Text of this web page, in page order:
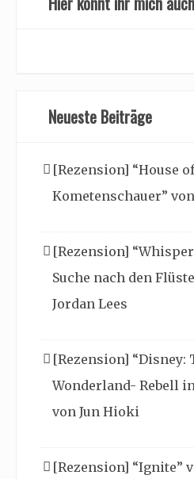
Neueste Beiträge
[Rezension] “House
Kometenschauer”
[Rezension]
Suche nach den
Jordan Lees
[Rezension] “Disney:
Wonderland- Rebell
von Jun Hioki
[Rezension] “Ignite”